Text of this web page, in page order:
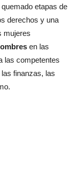
etapas de
derechos y una
mujeres
en las
las competentes
finanzas, las